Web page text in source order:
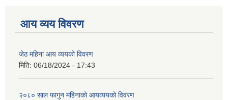
आय व्यय विवरण
जेठ महिना आय व्ययको विवरण
मिति: 06/18/2024 - 17:43
२०८० साल फागुन महिनाको आयव्ययको विवरण